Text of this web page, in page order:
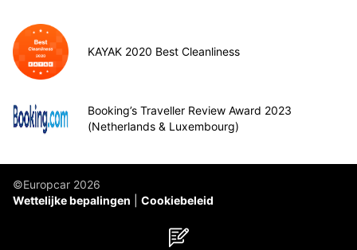
KAYAK 2020 Best Cleanliness
Booking’s Traveller Review Award 2023
(Netherlands & Luxembourg)
©Europcar 2026
Wettelijke bepalingen
Cookiebeleid